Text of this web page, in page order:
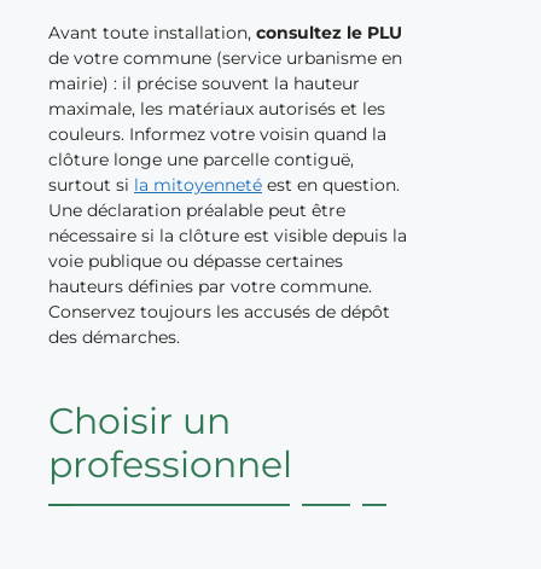
Avant toute installation, consultez le PLU
de votre commune (service urbanisme en
mairie) : il précise souvent la hauteur
maximale, les matériaux autorisés et les
couleurs. Informez votre voisin quand la
clôture longe une parcelle contiguë,
surtout si la mitoyenneté est en question.
Une déclaration préalable peut être
nécessaire si la clôture est visible depuis la
voie publique ou dépasse certaines
hauteurs définies par votre commune.
Conservez toujours les accusés de dépôt
des démarches.
Choisir un
professionnel